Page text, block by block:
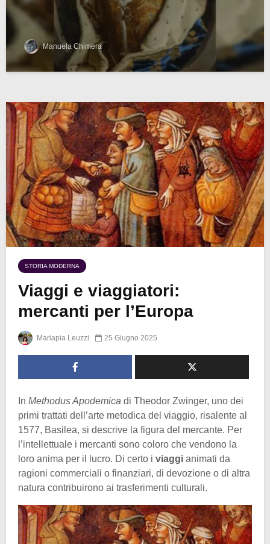
Manuela Chimera
STORIA MODERNA
Viaggi e viaggiatori:
mercanti per l’Europa
Mariapia Leuzzi 25 Giugno 2025
In Methodus Apodemica di Theodor Zwinger, uno dei
primi trattati dell’arte metodica del viaggio, risalente al
1577, Basilea, si descrive la figura del mercante. Per
l’intellettuale i mercanti sono coloro che vendono la
loro anima per il lucro. Di certo i viaggi animati da
ragioni commerciali o finanziari, di devozione o di altra
natura contribuirono ai trasferimenti culturali.